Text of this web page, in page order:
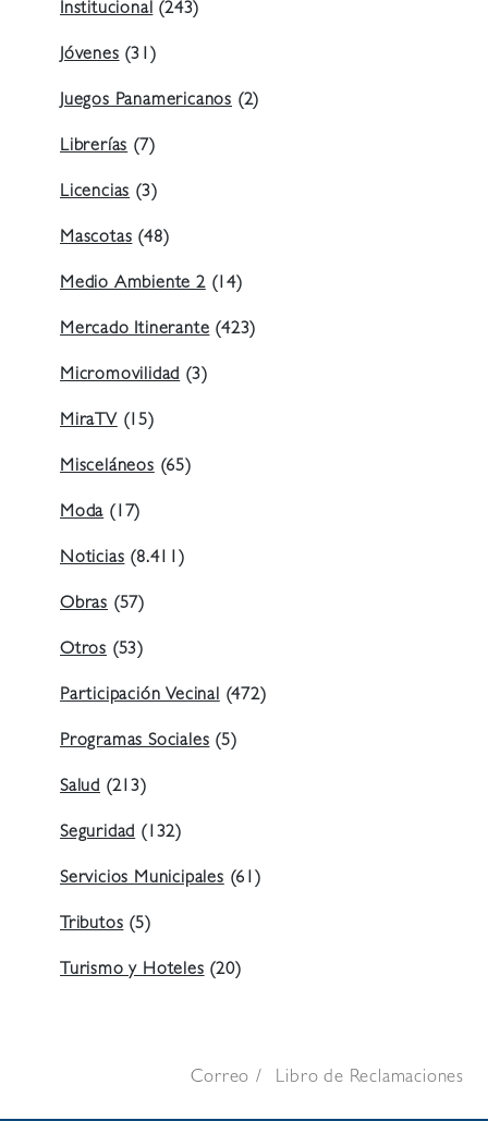
Institucional (243)
Jóvenes (31)
Juegos Panamericanos (2)
Librerías (7)
Licencias (3)
Mascotas (48)
Medio Ambiente 2(14)
Mercado Itinerante (423)
Micromovilidad (3)
MiraTV (15)
Misceláneos (65)
Moda (17)
Noticias (8.411)
Obras (57)
Otros (53)
Participación Vecinal (472)
Programas Sociales (5)
Salud (213)
Seguridad (132)
Servicios Municipales (61)
Tributos (5)
Turismo y Hoteles (20)
Correo Libro de Reclamaciones